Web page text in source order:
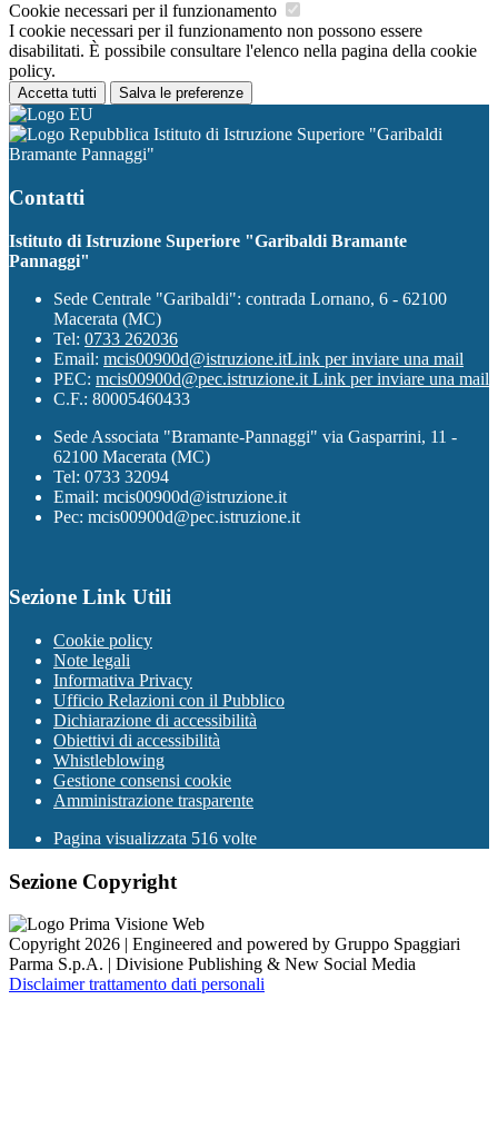
Cookie necessari per il funzionamento
I cookie necessari per il funzionamento non possono essere
disabilitati. È possibile consultare l'elenco nella pagina della cookie
policy.
Accetta tutti Salva le preferenze
Istituto di Istruzione Superiore "Garibaldi
Bramante Pannaggi"
Contatti
Istituto di Istruzione Superiore "Garibaldi Bramante
Pannaggi"
Sede Centrale "Garibaldi": contrada Lornano, 6 - 62100
Macerata (MC)
Tel: 0733 262036
Email: mcis00900d@istruzione.itLink per inviare una mail
PEC: mcis00900d@pec.istruzione.it Link per inviare una mail
C.F.: 80005460433
Sede Associata "Bramante-Pannaggi" via Gasparrini, 11 -
62100 Macerata (MC)
Tel: 0733 32094
Email: mcis00900d@istruzione.it
Pec: mcis00900d@pec.istruzione.it
Sezione Link Utili
Cookie policy
Note legali
Informativa Privacy
Ufficio Relazioni con il Pubblico
Dichiarazione di accessibilità
Obiettivi di accessibilità
Whistleblowing
Gestione consensi cookie
Amministrazione trasparente
Pagina visualizzata 516 volte
Sezione Copyright
Copyright 2026 | Engineered and powered by Gruppo Spaggiari
Parma S.p.A. | Divisione Publishing & New Social Media
Disclaimer trattamento dati personali